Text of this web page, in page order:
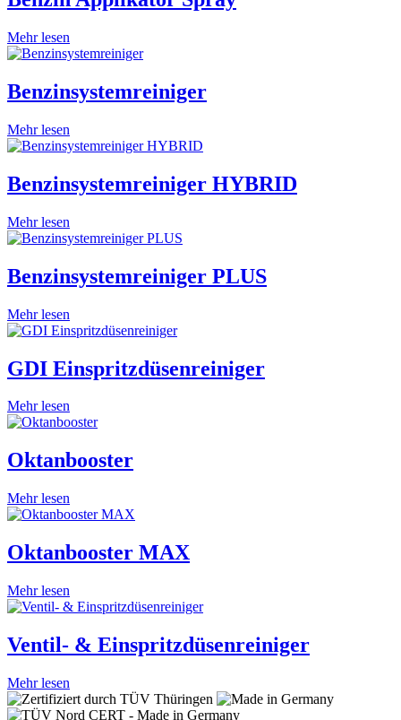
Mehr lesen
Benzinsystemreiniger
Mehr lesen
Benzinsystemreiniger HYBRID
Mehr lesen
Benzinsystemreiniger PLUS
Mehr lesen
GDI Einspritzdüsenreiniger
Mehr lesen
Oktanbooster
Mehr lesen
Oktanbooster MAX
Mehr lesen
Ventil- & Einspritzdüsenreiniger
Mehr lesen